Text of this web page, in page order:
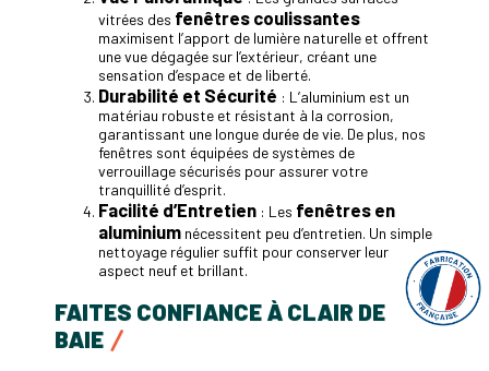
vitrées des fenêtres coulissantes
maximisent l’apport de lumière naturelle et offrent
une vue dégagée sur l’extérieur, créant une
sensation d’espace et de liberté.
Durabilité et Sécurité : L’aluminium est un
matériau robuste et résistant à la corrosion,
garantissant une longue durée de vie. De plus, nos
fenêtres sont équipées de systèmes de
verrouillage sécurisés pour assurer votre
tranquillité d’esprit.
Facilité d’Entretien : Les fenêtres en
aluminium nécessitent peu d’entretien. Un simple
nettoyage régulier suffit pour conserver leur
aspect neuf et brillant.
FAITES CONFIANCE À CLAIR DE
BAIE